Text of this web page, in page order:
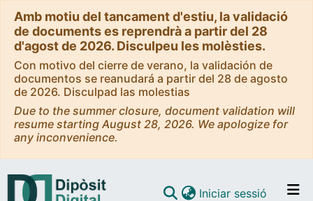
Amb motiu del tancament d'estiu, la validació
de documents es reprendrà a partir del 28
d'agost de 2026. Disculpeu les molèsties.
Con motivo del cierre de verano, la validación de
documentos se reanudará a partir del 28 de agosto
de 2026. Disculpad las molestias
Due to the summer closure, document validation will
resume starting August 28, 2026. We apologize for
any inconvenience.
Iniciar sessió (current)